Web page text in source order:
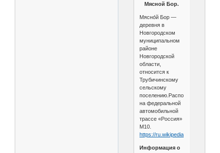
Мясной Бор.
Мясно́й Бор —
деревня в
Новгородском
муниципальном
районе
Новгородской
области,
относится к
Трубичинскому
сельскому
поселению.Расположена
на федеральной
автомобильной
трассе «Россия»
М10.
https://ru.wikipedia.org/wiki....Eр
Информация о